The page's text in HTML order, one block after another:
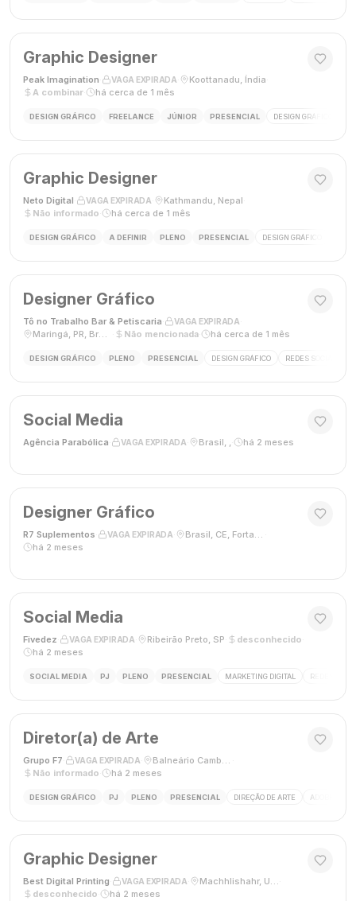
Graphic Designer
Peak Imagination VAGA EXPIRADA Koottanadu, Índia
A combinar
há cerca de 1 mês
DESIGN GRÁFICO FREELANCE JÚNIOR PRESENCIAL DESIGN GRÁFICO
Graphic Designer
Neto Digital VAGA EXPIRADA Kathmandu, Nepal
Não informado
há cerca de 1 mês
DESIGN GRÁFICO A DEFINIR PLENO PRESENCIAL DESIGN GRÁFICO
Designer Gráfico
Tô no Trabalho Bar & Petiscaria VAGA EXPIRADA
Maringá, PR, Brasil
Não mencionada há cerca de 1 mês
DESIGN GRÁFICO PLENO PRESENCIAL DESIGN GRÁFICO REDES SOCIAIS
Social Media
Agência Parabólica VAGA EXPIRADA Brasil, , há 2 meses
Designer Gráfico
R7 Suplementos VAGA EXPIRADA Brasil, CE, Fortaleza
há 2 meses
Social Media
Fivedez VAGA EXPIRADA Ribeirão Preto, SP desconhecido
há 2 meses
SOCIAL MEDIA PJ PLENO PRESENCIAL MARKETING DIGITAL REDES
Diretor(a) de Arte
Grupo F7 VAGA EXPIRADA Balneário Camboriú, SC, Brasil
Não informado
há 2 meses
DESIGN GRÁFICO PJ PLENO PRESENCIAL DIREÇÃO DE ARTE ADOBE
Graphic Designer
Best Digital Printing VAGA EXPIRADA Machhlishahr, Uttar Pradesh, Índia
desconhecido
há 2 meses